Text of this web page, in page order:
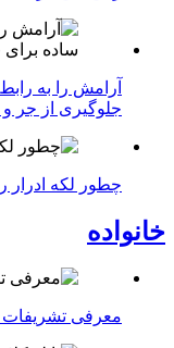
آرامش را به
جلوگیری از جر
چطور لکه ادرار
خانواده
معرفی تشریفات